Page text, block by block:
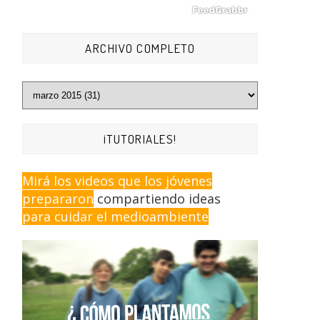
ARCHIVO COMPLETO
¡TUTORIALES!
Mirá los videos que los jóvenes
prepararon compartiendo ideas
para cuidar el medioambiente